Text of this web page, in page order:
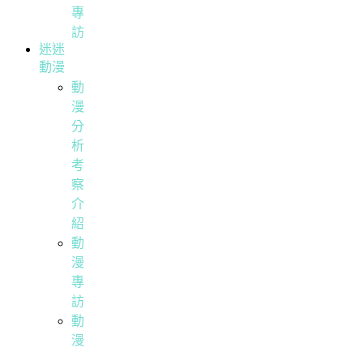
專
訪
迷迷
動漫
動
漫
分
析
考
察
介
紹
動
漫
專
訪
動
漫